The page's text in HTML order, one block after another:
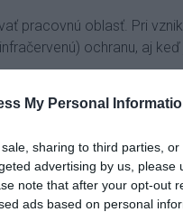
My Personal
sharing to third parties,
advertising by us, please
note that after your opt-out
ads based on personal
pracovnú oblasť. Pri
ochranu, aj keď
senzormi, ktoré
odolného voči